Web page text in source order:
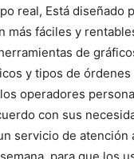
real, Está diseñado
más fáciles y
de
y tipos de
operadores
con sus
servicio de atención